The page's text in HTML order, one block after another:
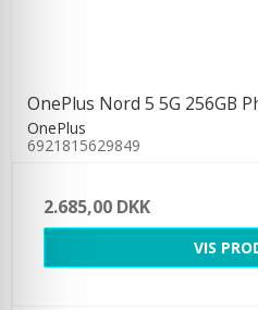
OnePlus Nord 5 5G 256GB
OnePlus
6921815629849
2.685,00 DKK
VIS